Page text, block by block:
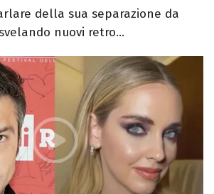
della sua separazione da
nuovi retro...